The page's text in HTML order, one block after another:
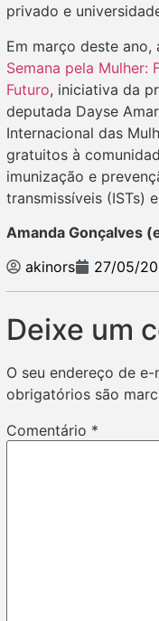
privado e
Em março deste ano,
Semana pela Mulher:
Futuro, iniciativa da
deputada Dayse
Internacional das
gratuitos à
imunização e
transmissíveis (ISTs)
Amanda Gonçalves
akinors
27/05/
Deixe um
O seu endereço de
obrigatórios são
Comentário *